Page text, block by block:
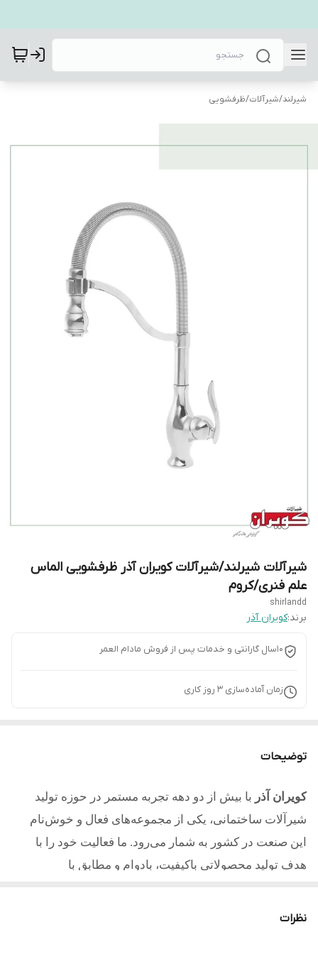
شیرلند/شیرآلات/ظرفشویی
شیرآلات شیرلند/شیرآلات کویران آذر ظرفشویی الماس
علم فنری/کروم
shirlandd
برند:کویران آذر
10سال گارانتی و خدمات پس از فروش مادام العمر
زمان آماده‌سازی 3 روز کاری
توضیحات
کویران آذر با بیش از دو دهه تجربه مستمر در حوزه تولید
شیرآلات ساختمانی، یکی از مجموعه‌های فعال و خوش‌نام
این صنعت در کشور به شمار می‌رود. ما فعالیت خود را با
هدف تولید محصولاتی باکیفیت، بادوام و مطابق با
فنی و تعهد به مشتریان یکی از مطلوب ترین تولیدکنندگان در
نظرات